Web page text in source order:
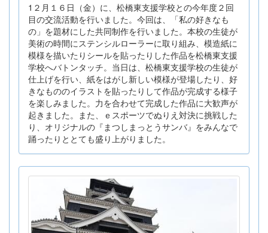
1２月１６日（金）に、松橋東支援学校との今年度２回
目の交流活動を行いました。今回は、「私の好きなも
の」を題材にした共同制作を行いました。本校の生徒が
美術の時間にステンシルローラーに取り組み、模造紙に
模様を描いたりシールを貼ったりした作品を松橋東支援
学校へバトンタッチ。当日は、松橋東支援学校の生徒が
仕上げを行い、紙をはがし新しい模様が登場したり、好
きなもののイラストを貼ったりして作品が完成する様子
を楽しみました。力を合わせて完成した作品に大歓声が
起きました。また、ｅスポーツでぬりえ対決に挑戦した
り、オリジナルの『まつしまっとうサンバ』をみんなで
踊ったりととても盛り上がりました。